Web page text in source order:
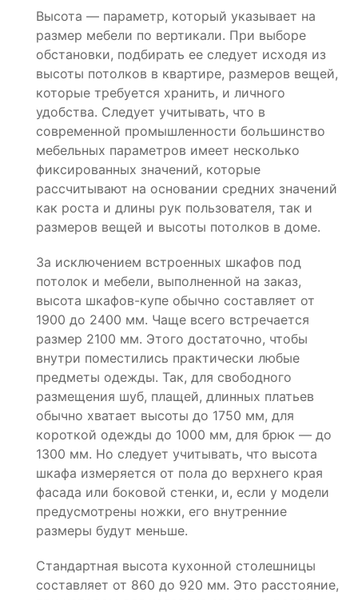
Высота — параметр, который указывает на
размер мебели по вертикали. При выборе
обстановки, подбирать ее следует исходя из
высоты потолков в квартире, размеров вещей,
которые требуется хранить, и личного
удобства. Следует учитывать, что в
современной промышленности большинство
мебельных параметров имеет несколько
фиксированных значений, которые
рассчитывают на основании средних значений
как роста и длины рук пользователя, так и
размеров вещей и высоты потолков в доме.
За исключением встроенных шкафов под
потолок и мебели, выполненной на заказ,
высота шкафов-купе обычно составляет от
1900 до 2400 мм. Чаще всего встречается
размер 2100 мм. Этого достаточно, чтобы
внутри поместились практически любые
предметы одежды. Так, для свободного
размещения шуб, плащей, длинных платьев
обычно хватает высоты до 1750 мм, для
короткой одежды до 1000 мм, для брюк — до
1300 мм. Но следует учитывать, что высота
шкафа измеряется от пола до верхнего края
фасада или боковой стенки, и, если у модели
предусмотрены ножки, его внутренние
размеры будут меньше.
Стандартная высота кухонной столешницы
составляет от 860 до 920 мм. Это расстояние,